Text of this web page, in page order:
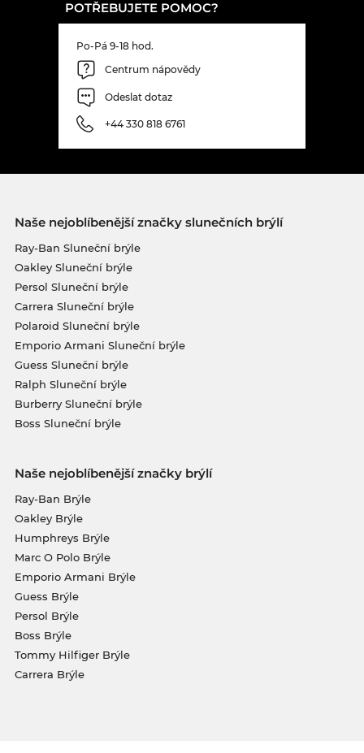
POTŘEBUJETE POMOC?
Po-Pá 9-18 hod.
Centrum nápovědy
Odeslat dotaz
+44 330 818 6761
Naše nejoblíbenější značky slunečních brýlí
Ray-Ban Sluneční brýle
Oakley Sluneční brýle
Persol Sluneční brýle
Carrera Sluneční brýle
Polaroid Sluneční brýle
Emporio Armani Sluneční brýle
Guess Sluneční brýle
Ralph Sluneční brýle
Burberry Sluneční brýle
Boss Sluneční brýle
Naše nejoblíbenější značky brýlí
Ray-Ban Brýle
Oakley Brýle
Humphreys Brýle
Marc O Polo Brýle
Emporio Armani Brýle
Guess Brýle
Persol Brýle
Boss Brýle
Tommy Hilfiger Brýle
Carrera Brýle